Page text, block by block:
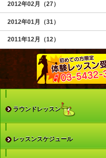
2012年02月（27）
2012年01月（31）
2011年12月（12）
ラウンドレッスン
レッスンスケジュール